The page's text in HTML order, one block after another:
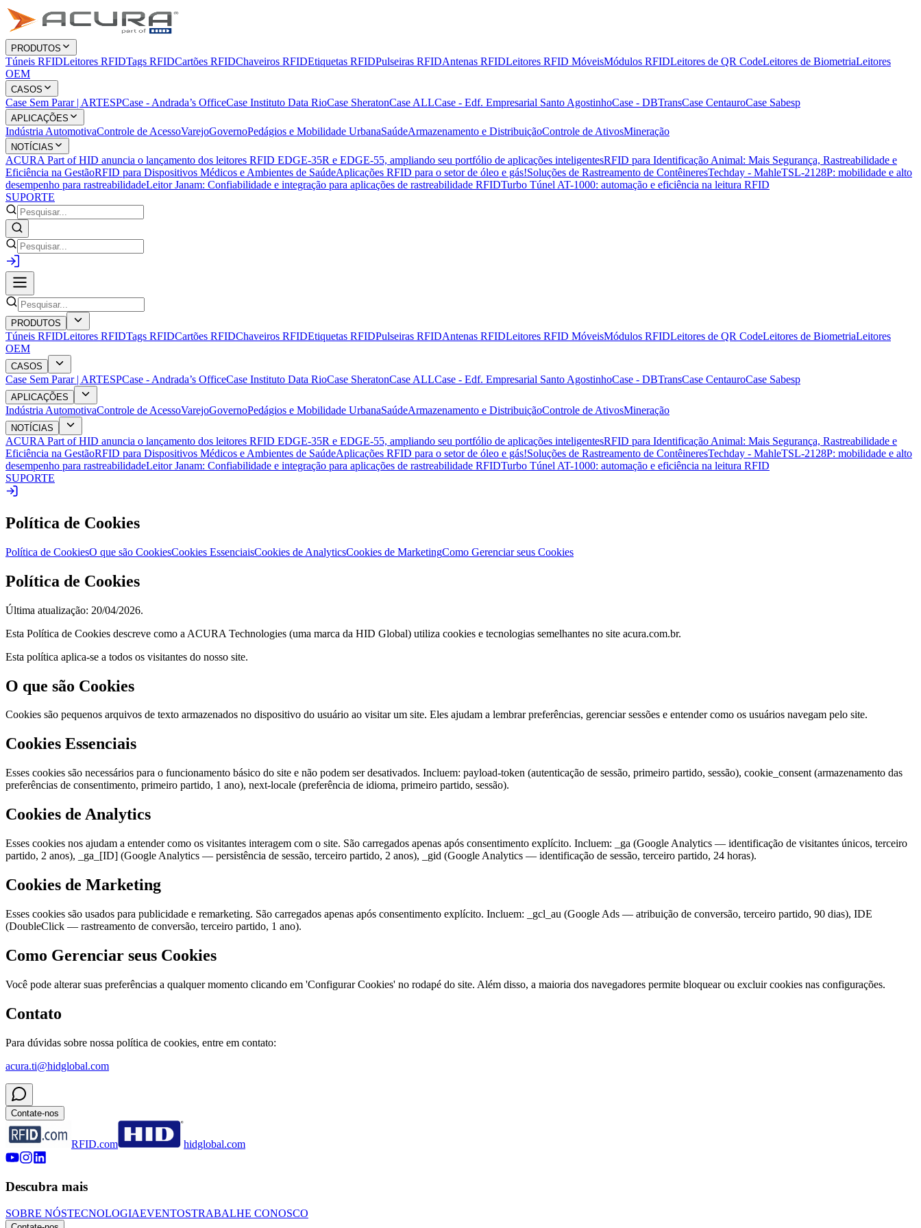
PRODUTOS
Túneis RFIDLeitores RFIDTags RFIDCartões RFIDChaveiros RFIDEtiquetas RFIDPulseiras RFIDAntenas RFIDLeitores RFID MóveisMódulos RFIDLeitores de QR CodeLeitores de BiometriaLeitores
OEM
CASOS
Case Sem Parar | ARTESPCase - Andrada’s OfficeCase Instituto Data RioCase SheratonCase ALLCase - Edf. Empresarial Santo AgostinhoCase - DBTransCase CentauroCase Sabesp
APLICAÇÕES
Indústria AutomotivaControle de AcessoVarejoGovernoPedágios e Mobilidade UrbanaSaúdeArmazenamento e DistribuiçãoControle de AtivosMineração
NOTÍCIAS
ACURA Part of HID anuncia o lançamento dos leitores RFID EDGE-35R e EDGE-55, ampliando seu portfólio de aplicações inteligentesRFID para Identificação Animal: Mais Segurança, Rastreabilidade e
Eficiência na GestãoRFID para Dispositivos Médicos e Ambientes de SaúdeAplicações RFID para o setor de óleo e gás!Soluções de Rastreamento de ContêineresTechday - MahleTSL-2128P: mobilidade e alto
desempenho para rastreabilidadeLeitor Janam: Confiabilidade e integração para aplicações de rastreabilidade RFIDTurbo Túnel AT-1000: automação e eficiência na leitura RFID
SUPORTE
PRODUTOS
Túneis RFIDLeitores RFIDTags RFIDCartões RFIDChaveiros RFIDEtiquetas RFIDPulseiras RFIDAntenas RFIDLeitores RFID MóveisMódulos RFIDLeitores de QR CodeLeitores de BiometriaLeitores
OEM
CASOS
Case Sem Parar | ARTESPCase - Andrada’s OfficeCase Instituto Data RioCase SheratonCase ALLCase - Edf. Empresarial Santo AgostinhoCase - DBTransCase CentauroCase Sabesp
APLICAÇÕES
Indústria AutomotivaControle de AcessoVarejoGovernoPedágios e Mobilidade UrbanaSaúdeArmazenamento e DistribuiçãoControle de AtivosMineração
NOTÍCIAS
ACURA Part of HID anuncia o lançamento dos leitores RFID EDGE-35R e EDGE-55, ampliando seu portfólio de aplicações inteligentesRFID para Identificação Animal: Mais Segurança, Rastreabilidade e
Eficiência na GestãoRFID para Dispositivos Médicos e Ambientes de SaúdeAplicações RFID para o setor de óleo e gás!Soluções de Rastreamento de ContêineresTechday - MahleTSL-2128P: mobilidade e alto
desempenho para rastreabilidadeLeitor Janam: Confiabilidade e integração para aplicações de rastreabilidade RFIDTurbo Túnel AT-1000: automação e eficiência na leitura RFID
SUPORTE
Política de Cookies
Política de CookiesO que são CookiesCookies EssenciaisCookies de AnalyticsCookies de MarketingComo Gerenciar seus Cookies
Política de Cookies
Última atualização: 20/04/2026.
Esta Política de Cookies descreve como a ACURA Technologies (uma marca da HID Global) utiliza cookies e tecnologias semelhantes no site acura.com.br.
Esta política aplica-se a todos os visitantes do nosso site.
O que são Cookies
Cookies são pequenos arquivos de texto armazenados no dispositivo do usuário ao visitar um site. Eles ajudam a lembrar preferências, gerenciar sessões e entender como os usuários navegam pelo site.
Cookies Essenciais
Esses cookies são necessários para o funcionamento básico do site e não podem ser desativados. Incluem: payload-token (autenticação de sessão, primeiro partido, sessão), cookie_consent (armazenamento das
preferências de consentimento, primeiro partido, 1 ano), next-locale (preferência de idioma, primeiro partido, sessão).
Cookies de Analytics
Esses cookies nos ajudam a entender como os visitantes interagem com o site. São carregados apenas após consentimento explícito. Incluem: _ga (Google Analytics — identificação de visitantes únicos, terceiro
partido, 2 anos), _ga_[ID] (Google Analytics — persistência de sessão, terceiro partido, 2 anos), _gid (Google Analytics — identificação de sessão, terceiro partido, 24 horas).
Cookies de Marketing
Esses cookies são usados para publicidade e remarketing. São carregados apenas após consentimento explícito. Incluem: _gcl_au (Google Ads — atribuição de conversão, terceiro partido, 90 dias), IDE
(DoubleClick — rastreamento de conversão, terceiro partido, 1 ano).
Como Gerenciar seus Cookies
Você pode alterar suas preferências a qualquer momento clicando em 'Configurar Cookies' no rodapé do site. Além disso, a maioria dos navegadores permite bloquear ou excluir cookies nas configurações.
Contato
Para dúvidas sobre nossa política de cookies, entre em contato:
acura.ti@hidglobal.com
Contate-nos
RFID.com hidglobal.com
Descubra mais
SOBRE NÓSTECNOLOGIAEVENTOSTRABALHE CONOSCO